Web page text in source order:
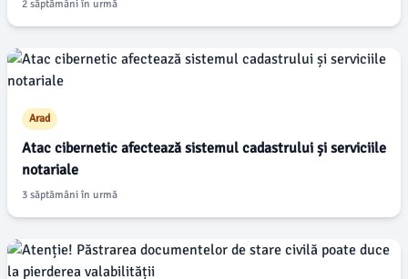
2 săptămâni în urmă
Arad
Atac cibernetic afectează sistemul cadastrului și serviciile
notariale
3 săptămâni în urmă